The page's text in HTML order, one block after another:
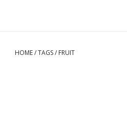
HOME/TAGS/ FRUIT